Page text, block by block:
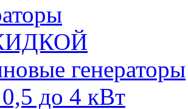
генераторы
до 4 кВт